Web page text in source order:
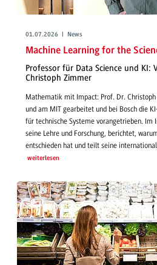
01.07.2026 | News
Machine Learning for the
Professor für Data Science und KI:
Christoph Zimmer
Mathematik mit Impact: Prof. Dr.
und am MIT gearbeitet und bei Bosch die
für technische Systeme vorangetrieben. Im
seine Lehre und Forschung, berichtet,
entschieden hat und teilt seine
weiterlesen